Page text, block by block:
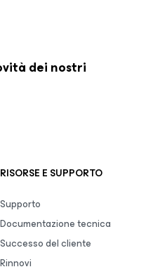
dei nostri
RISORSE E SUPPORTO
Supporto
Documentazione tecnica
Successo del cliente
Rinnovi